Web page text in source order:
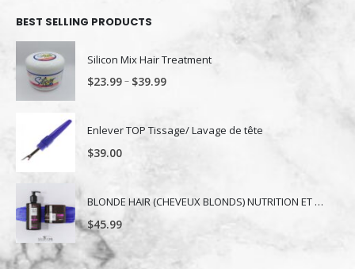
BEST SELLING PRODUCTS
Silicon Mix Hair Treatment
$23.99– $39.99
Enlever TOP Tissage/ Lavage de tête
$39.00
BLONDE HAIR (CHEVEUX BLONDS) NUTRITION ET NUANCE
$45.99